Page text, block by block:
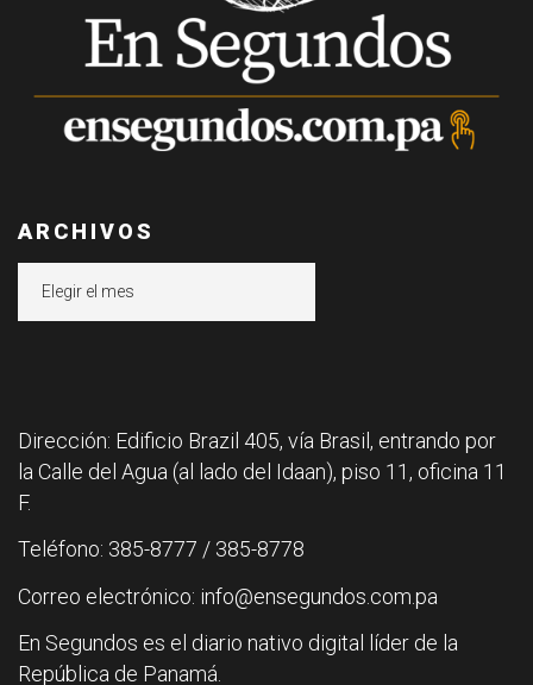
ARCHIVOS
Dirección: Edificio Brazil 405, vía Brasil, entrando por
la Calle del Agua (al lado del Idaan), piso 11, oficina 11
F.
Teléfono: 385-8777 / 385-8778
Correo electrónico: info@ensegundos.com.pa
En Segundos es el diario nativo digital líder de la
República de Panamá.